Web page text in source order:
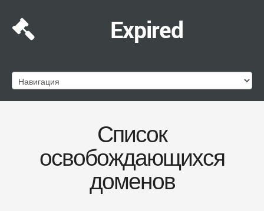
Expired
Список
освобождающихся
доменов